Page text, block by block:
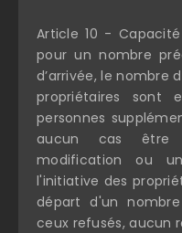
Article 10 -
pour un nombre
d’arrivée, le nombre
propriétaires sont
personnes
aucun cas être
modification ou
l'initiative des
départ d'un
ceux refusés, aucun